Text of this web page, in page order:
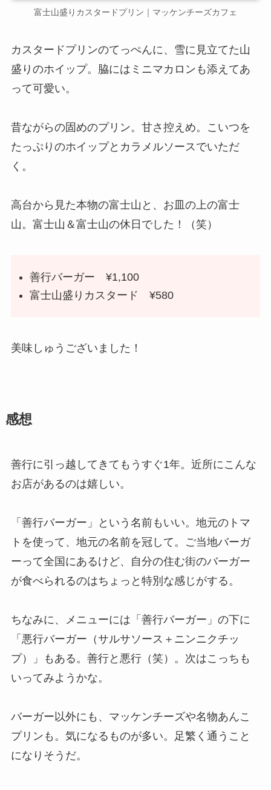
富士山盛りカスタードプリン｜マッケンチーズカフェ
カスタードプリンのてっぺんに、雪に見立てた山
盛りのホイップ。脇にはミニマカロンも添えてあ
って可愛い。
昔ながらの固めのプリン。甘さ控えめ。こいつを
たっぷりのホイップとカラメルソースでいただ
く。
高台から見た本物の富士山と、お皿の上の富士
山。富士山＆富士山の休日でした！（笑）
善行バーガー ¥1,100
富士山盛りカスタード ¥580
美味しゅうございました！
感想
善行に引っ越してきてもうすぐ1年。近所にこんな
お店があるのは嬉しい。
「善行バーガー」という名前もいい。地元のトマ
トを使って、地元の名前を冠して。ご当地バーガ
ーって全国にあるけど、自分の住む街のバーガー
が食べられるのはちょっと特別な感じがする。
ちなみに、メニューには「善行バーガー」の下に
「悪行バーガー（サルサソース＋ニンニクチッ
プ）」もある。善行と悪行（笑）。次はこっちも
いってみようかな。
バーガー以外にも、マッケンチーズや名物あんこ
プリンも。気になるものが多い。足繁く通うこと
になりそうだ。